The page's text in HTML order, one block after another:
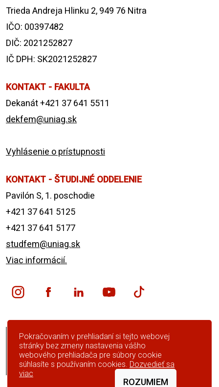
Pokračovaním v prehliadaní si tejto webovej
stránky bez zmeny nastavenia vášho
webového prehliadača pre súbory cookie
súhlasíte s používaním cookies. Dozvedieť sa
viac
ROZUMIEM
Trieda Andreja Hlinku 2, 949 76 Nitra
IČO: 00397482
DIČ: 2021252827
IČ DPH: SK2021252827
KONTAKT - FAKULTA
Dekanát +421 37 641 5511
dekfem@uniag.sk
Vyhlásenie o prístupnosti
KONTAKT - ŠTUDIJNÉ ODDELENIE
Pavilón S, 1. poschodie
+421 37 641 5125
+421 37 641 5177
studfem@uniag.sk
Viac informácií.
English version
Preskočiť navigáciu
Čiernobiela verzia